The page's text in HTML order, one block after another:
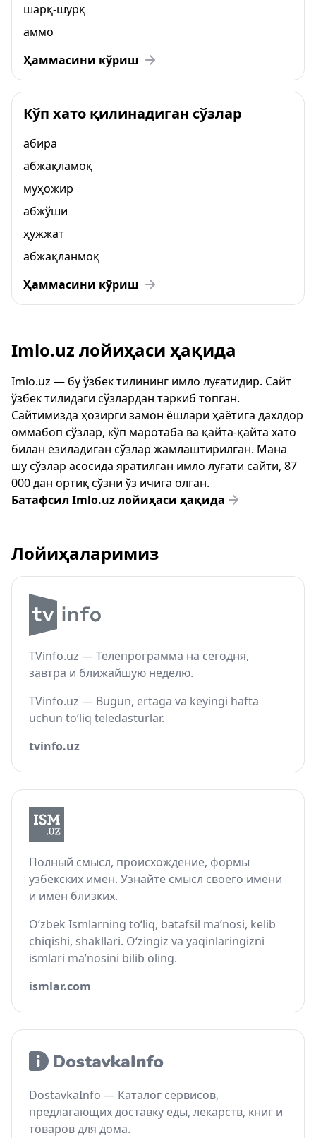
шарқ-шурқ
аммо
Ҳаммасини кўриш
Кўп хато қилинадиган сўзлар
абира
абжақламоқ
муҳожир
абжўши
ҳужжат
абжақланмоқ
Ҳаммасини кўриш
Imlo.uz лойиҳаси ҳақида
Imlo.uz — бу ўзбек тилининг имло луғатидир. Сайт
ўзбек тилидаги сўзлардан таркиб топган.
Сайтимизда ҳозирги замон ёшлари ҳаётига дахлдор
оммабоп сўзлар, кўп маротаба ва қайта-қайта хато
билан ёзиладиган сўзлар жамлаштирилган. Мана
шу сўзлар асосида яратилган имло луғати сайти, 87
000 дан ортиқ сўзни ўз ичига олган.
Батафсил Imlo.uz лойиҳаси ҳақида
Лойиҳаларимиз
TVinfo.uz — Телепрограмма на сегодня,
завтра и ближайшую неделю.
TVinfo.uz — Bugun, ertaga va keyingi hafta
uchun to‘liq teledasturlar.
tvinfo.uz
Полный смысл, происхождение, формы
узбекских имён. Узнайте смысл своего имени
и имён близких.
O‘zbek Ismlarning to‘liq, batafsil ma’nosi, kelib
chiqishi, shakllari. O‘zingiz va yaqinlaringizni
ismlari ma’nosini bilib oling.
ismlar.com
DostavkaInfo — Каталог сервисов,
предлагающих доставку еды, лекарств, книг и
товаров для дома.